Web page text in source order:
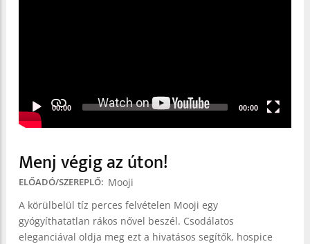
00:00 00:00
Menj végig az úton!
ELŐADÓ/SZEREPLŐ
Mooji
A körülbelül tíz perces felvételen Mooji egy
gyógyíthatatlan rákos nővel beszél. Csodálatos
eleganciával oldja meg ezt a hivatásos segítők, hospice